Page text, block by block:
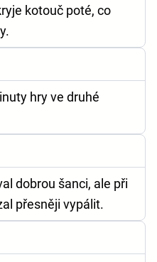
kotouč poté, co
hry ve druhé
dobrou šanci, ale při
přesněji vypálit.